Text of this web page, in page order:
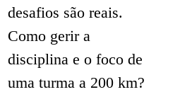
desafios são reais.
Como gerir a
disciplina e o foco de
uma turma a 200 km?